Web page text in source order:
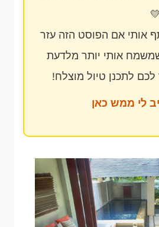
אותי אם הפוסט הזה עזר
אותי יותר מלדעת
לתכנן טיול מוצלח!
לי ממש כאן